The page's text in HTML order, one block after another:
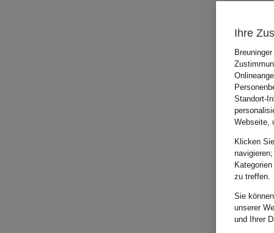
Ihre
Standort-
Webseite,
Klicken
zu treffen.
Sie
unserer
und Ihrer